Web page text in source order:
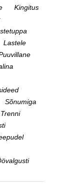
Kingitus
Lastele
Sõnumiga
Trenni